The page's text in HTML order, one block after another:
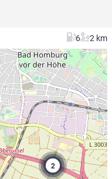
6 2 km
2